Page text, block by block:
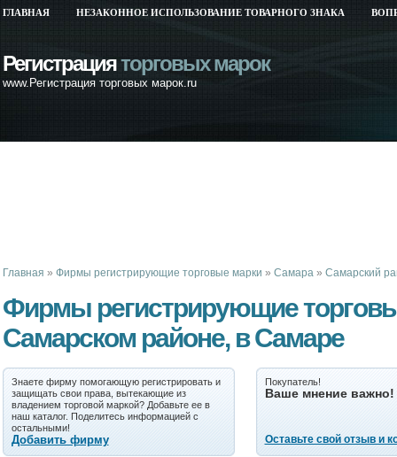
ГЛАВНАЯ НЕЗАКОННОЕ ИСПОЛЬЗОВАНИЕ ТОВАРНОГО ЗНАКА
Регистрацияторговых марок
www.Регистрация торговых марок.ru
Главная » Фирмы регистрирующие торговые марки » Самара» Самарский
Фирмы регистрирующие
Самарском районе, в Самаре
Знаете фирму помогающую регистрировать и
защищать свои права, вытекающие из
владением торговой маркой? Добавьте ее в
наш каталог. Поделитесь информацией с
остальными!
Добавить фирму
Покупатель!
Ваше мнение важно!
Оставьте свой отзыв и